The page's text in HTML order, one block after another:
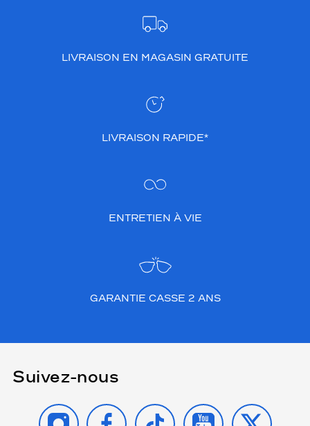
LIVRAISON EN MAGASIN GRATUITE
LIVRAISON RAPIDE*
ENTRETIEN À VIE
GARANTIE CASSE 2 ANS
Suivez-nous
INSTAGRAMFACEBOOK
TIKTOK YOUTUBE
X